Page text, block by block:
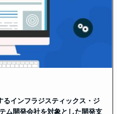
るインフラジスティックス・ジ
ム開発会社を対象とした開発支